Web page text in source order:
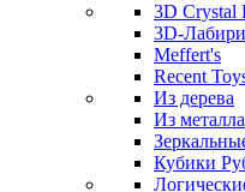
3D Crystal
3D-
Meffert's
Recent
Из дерева
Из металла
Кубики